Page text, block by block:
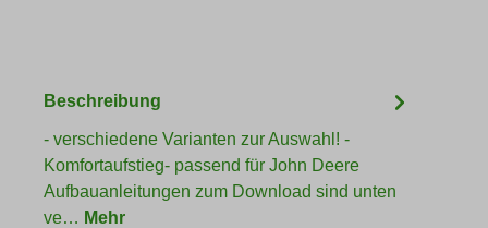
Beschreibung
- verschiedene Varianten zur Auswahl! -
Komfortaufstieg- passend für John Deere
Aufbauanleitungen zum Download sind unten
ve… Mehr